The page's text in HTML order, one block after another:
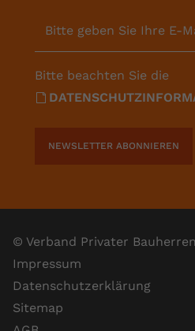
Bitte geben Sie Ihre E-
Bitte beachten Sie die
NEWSLETTER ABONNIEREN
© Verband Privater
Impressum
Datenschutzerklärung
Sitemap